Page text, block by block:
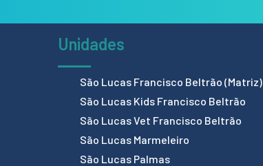
Unidades
São Lucas Francisco Beltrão (Matriz)
São Lucas Kids Francisco Beltrão
São Lucas Vet Francisco Beltrão
São Lucas Marmeleiro
São Lucas Palmas